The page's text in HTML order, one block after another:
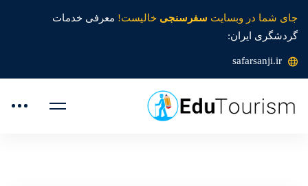
جای شما در وبسایت سفرسنجی خالیست! معرفی خدمات
گردشگری ایران:
safarsanji.ir